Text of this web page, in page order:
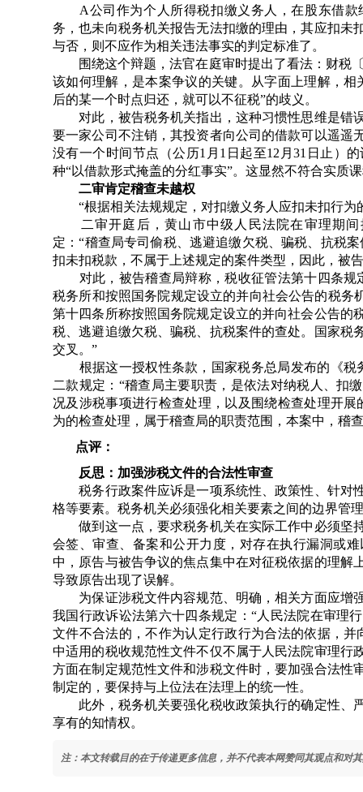
A公司作为个人所得税扣缴义务人，在股东借款
务，也未向税务机关报告无法扣缴的理由，其应扣未
与否，则不应作为相关违法事实的判定标准了。
围绕这个辩题，法官在庭审时提出了看法：财税〔
该如何理解，是本案争议的关键。从字面上理解，
后的某一个时点归还，就可以不征税”的歧义。
对此，被告税务机关指出，这种习惯性思维是错
要一家公司不注销，其投资者向公司的借款可以遥遥
没有一个时间节点（公历1月1日起至12月31日止）
种“以借款形式掩盖的分红事实”。这显然不符合实
二审肯定稽查未越权
“根据相关法规规定，对扣缴义务人应扣未扣行为
二审开庭后，黄山市中级人民法院在审理期间
定：“稽查局专司偷税、逃避追缴欠税、骗税、抗税
扣未扣税款，不属于上述规定的案件类型，因此，被
对此，被告稽查局辩称，税收征管法第十四条规
税务所和按照国务院规定设立的并向社会公告的税务
第十四条所称按照国务院规定设立的并向社会公告的
税、逃避追缴欠税、骗税、抗税案件的查处。国家税
交叉。”
根据这一授权性条款，国家税务总局发布的《税
二款规定：“稽查局主要职责，是依法对纳税人、扣
况及涉税事项进行检查处理，以及围绕检查处理开
为的检查处理，属于稽查局的职责范围，本案中，稽
点评：
反思：加强涉税文件的合法性审查
税务行政案件应诉是一项系统性、政策性、针对
格等要素。税务机关必须强化相关要素之间的边界
做到这一点，要求税务机关在实际工作中必须坚
会签、审查、备案和公开力度，对存在执行漏洞或
中，原告与被告争议的焦点集中在对征税依据的理解
导致原告出现了误解。
为保证涉税文件内容规范、明确，相关方面应增
我国行政诉讼法第六十四条规定：“人民法院在审理
文件不合法的，不作为认定行政行为合法的依据，
中适用的税收规范性文件不仅不属于人民法院审理行
方面在制定规范性文件和涉税文件时，要加强合法性
制定的，要保持与上位法在法理上的统一性。
此外，税务机关要强化税收政策执行的确定性、
享有的知情权。
注：本文转载目的在于传递更多信息，并不代表本网赞同其观点和对